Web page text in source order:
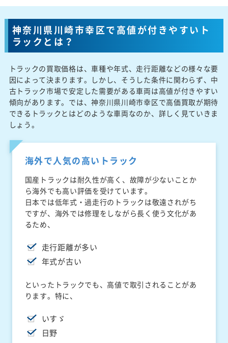
神奈川県川崎市幸区で高値が付きやすいト
ラックとは？
トラックの買取価格は、車種や年式、走行距離などの様々な要
因によって決まります。しかし、そうした条件に関わらず、中
古トラック市場で安定した需要がある車両は高値が付きやすい
傾向があります。では、神奈川県川崎市幸区で高価買取が期待
できるトラックとはどのような車両なのか、詳しく見ていきま
しょう。
海外で人気の高いトラック
国産トラックは耐久性が高く、故障が少ないことか
ら海外でも高い評価を受けています。
日本では低年式・過走行のトラックは敬遠されがち
ですが、海外では修理をしながら長く使う文化があ
るため、
走行距離が多い
年式が古い
といったトラックでも、高値で取引されることがあ
ります。特に、
いすゞ
日野